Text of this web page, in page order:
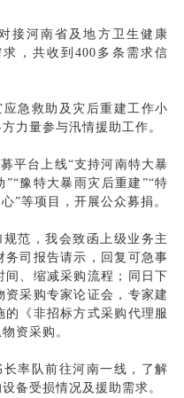
接河南省及地方卫生健康
，共收到400多条需求信
急救助及灾后重建工作小
力量参与汛情援助工作。
平台上线“支持河南特大暴
豫特大暴雨灾后重建”“特
”等项目，开展公众募捐。
范，我会致函上级业务主
司报告请示，回复可急事
、缩减采购流程；同日下
采购专家论证会，专家建
《非招标方式采购代理服
资采购。
率队前往河南一线，了解
备受损情况及援助需求。